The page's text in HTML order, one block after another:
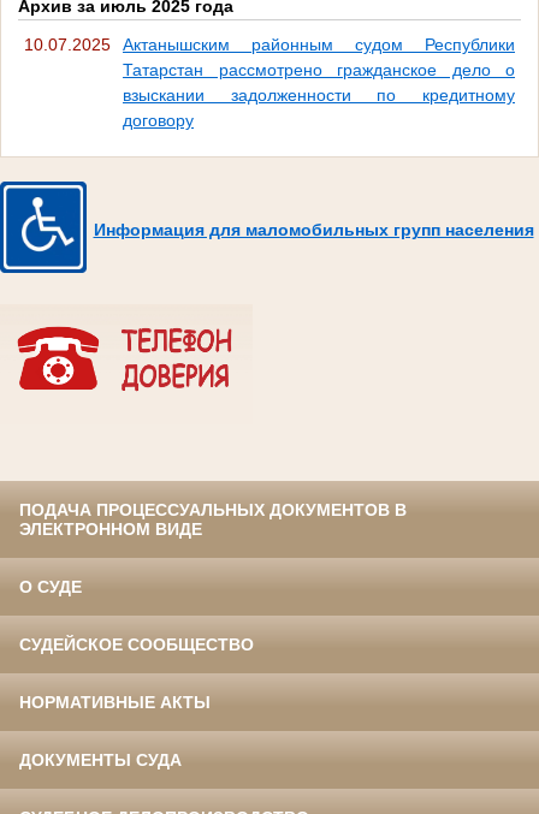
Архив за июль 2025 года
10.07.2025
Актанышским районным судом Республики
Татарстан рассмотрено гражданское дело о
взыскании задолженности по кредитному
договору
Информация для маломобильных групп населения
ПОДАЧА ПРОЦЕССУАЛЬНЫХ ДОКУМЕНТОВ В
ЭЛЕКТРОННОМ ВИДЕ
О СУДЕ
СУДЕЙСКОЕ СООБЩЕСТВО
НОРМАТИВНЫЕ АКТЫ
ДОКУМЕНТЫ СУДА